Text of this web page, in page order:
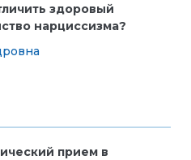
здоровый
нарциссизма?
прием в